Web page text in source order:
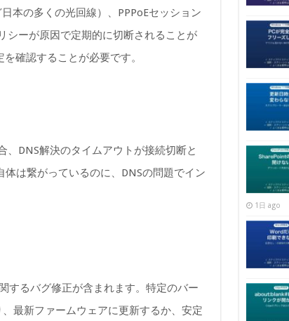
本の多くの光回線）、PPPoEセッション
シーが原因で定期的に切断されることが
確認することが必要です。
、DNS解決のタイムアウトが接続切断と
は繋がっているのに、DNSの問題でイン
するバグ修正が含まれます。特定のバー
最新ファームウェアに更新するか、安定
1日 ago